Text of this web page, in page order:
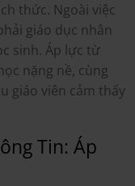
thức. Ngoài việc
giáo dục nhân
sinh. Áp lực từ
nặng nề, cùng
giáo viên cảm thấy
Tin: Áp